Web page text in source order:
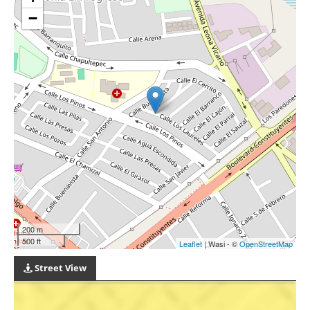
−
200 m
500 ft
Leaflet | Wasi - ©OpenStreetMap
Street View